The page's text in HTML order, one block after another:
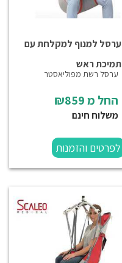
ערסל למנוף למקלחת עם
תמיכת ראש
ערסל רשת מפוליאסטר
החל מ
משלוח חינם
לפרטים והזמנות